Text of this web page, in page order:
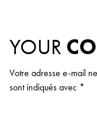
YOUR
Votre adresse e-mail
sont indiqués avec *